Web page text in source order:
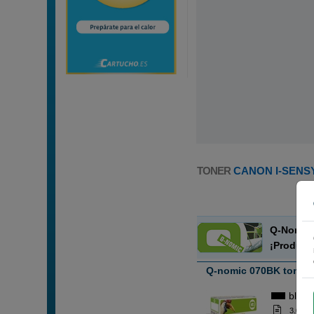
TONER CANON I-
Q-Nomic
Q-nomic 070BK toner
black
3.000